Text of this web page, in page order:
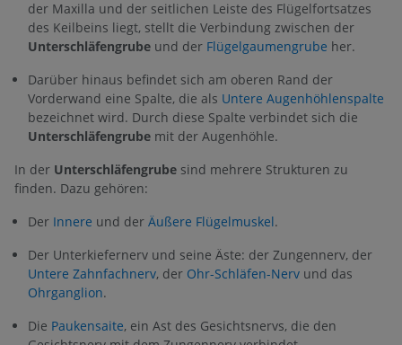
der Maxilla und der seitlichen Leiste des Flügelfortsatzes
des Keilbeins liegt, stellt die Verbindung zwischen der
Unterschläfengrube und der Flügelgaumengrube her.
Darüber hinaus befindet sich am oberen Rand der
Vorderwand eine Spalte, die als Untere Augenhöhlenspalte
bezeichnet wird. Durch diese Spalte verbindet sich die
Unterschläfengrube mit der Augenhöhle.
In der Unterschläfengrube sind mehrere Strukturen zu
finden. Dazu gehören:
Der Innere und der Äußere Flügelmuskel.
Der Unterkiefernerv und seine Äste: der Zungennerv, der
Untere Zahnfachnerv, der Ohr-Schläfen-Nerv und das
Ohrganglion.
Die Paukensaite, ein Ast des Gesichtsnervs, die den